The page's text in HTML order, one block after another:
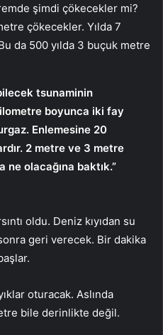
şimdi çökecekler mi?
çökecekler. Yılda 7
da 500 yılda 3 buçuk metre
tsunaminin
boyunca iki fay
Enlemesine 20
2 metre ve 3 metre
olacağına baktık.”
oldu. Deniz kıyıdan su
geri verecek. Bir dakika
oturacak. Aslında
bile derinlikte değil.